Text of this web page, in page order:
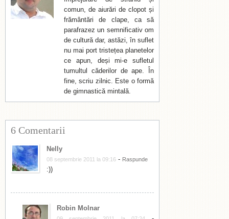
comun, de aiurări de clopot și
frământări de clape, ca să
parafrazez un semnificativ om
de cultură dar, astăzi, în suflet
nu mai port tristețea planetelor
ce apun, deși mi-e sufletul
tumultul căderilor de ape. În
fine, scriu zilnic. Este o formă
de gimnastică mintală.
6 Comentarii
Nelly
08 septembrie 2011 la 09:16 - Raspunde
:))
Robin Molnar